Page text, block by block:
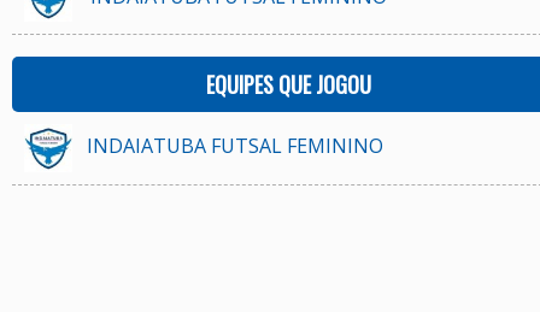
EQUIPES QUE JOGOU
INDAIATUBA FUTSAL FEMININO